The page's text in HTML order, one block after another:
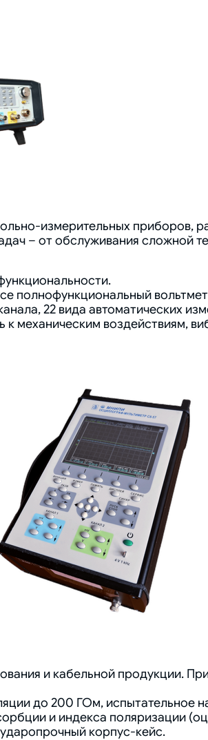
измерительных
– от обслуживания сложной
полнофункциональный
22 вида автоматических
механическим воздействиям,
и кабельной продукции.
до 200 ГОм, испытательное
и индекса поляризации
корпус-кейс.